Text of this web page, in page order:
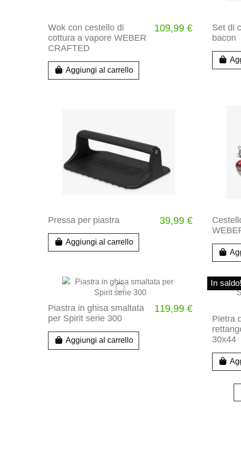
Wok con cestello di
cottura a vapore WEBER
CRAFTED
109,99 €
Aggiungi al carrello
Set di
bacon
Pressa per piastra 39,99 €
Aggiungi al carrello
Piastra in ghisa smaltata
per Spirit serie 300
119,99 €
Aggiungi al carrello
In saldo!
Pietra
30x44